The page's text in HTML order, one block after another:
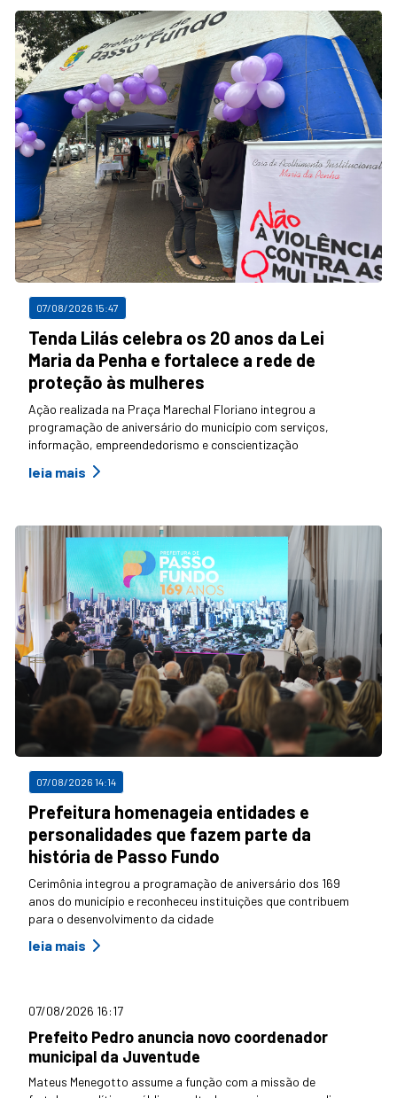
07/08/2026 15:47
Tenda Lilás celebra os 20 anos da Lei
Maria da Penha e fortalece a rede de
proteção às mulheres
Ação realizada na Praça Marechal Floriano integrou a
programação de aniversário do município com serviços,
informação, empreendedorismo e conscientização
leia mais
07/08/2026 14:14
Prefeitura homenageia entidades e
personalidades que fazem parte da
história de Passo Fundo
Cerimônia integrou a programação de aniversário dos 169
anos do município e reconheceu instituições que contribuem
para o desenvolvimento da cidade
leia mais
07/08/2026 16:17
Prefeito Pedro anuncia novo coordenador
municipal da Juventude
Mateus Menegotto assume a função com a missão de